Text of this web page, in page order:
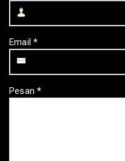
Email*
Pesan*